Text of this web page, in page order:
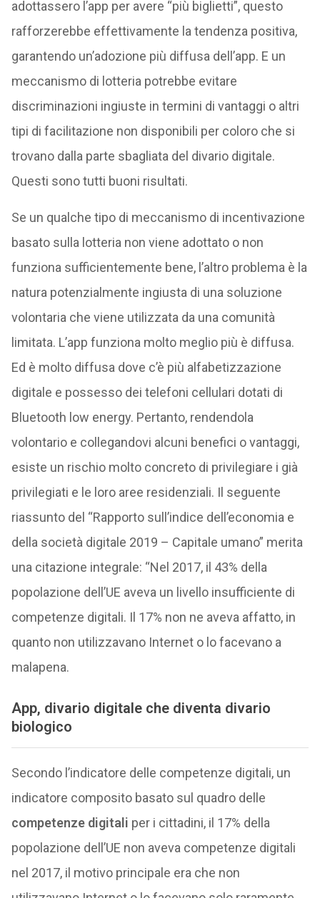
adottassero l’app per avere “più biglietti”, questo
rafforzerebbe effettivamente la tendenza positiva,
garantendo un’adozione più diffusa dell’app. E un
meccanismo di lotteria potrebbe evitare
discriminazioni ingiuste in termini di vantaggi o altri
tipi di facilitazione non disponibili per coloro che si
trovano dalla parte sbagliata del divario digitale.
Questi sono tutti buoni risultati.
Se un qualche tipo di meccanismo di incentivazione
basato sulla lotteria non viene adottato o non
funziona sufficientemente bene, l’altro problema è la
natura potenzialmente ingiusta di una soluzione
volontaria che viene utilizzata da una comunità
limitata. L’app funziona molto meglio più è diffusa.
Ed è molto diffusa dove c’è più alfabetizzazione
digitale e possesso dei telefoni cellulari dotati di
Bluetooth low energy. Pertanto, rendendola
volontario e collegandovi alcuni benefici o vantaggi,
esiste un rischio molto concreto di privilegiare i già
privilegiati e le loro aree residenziali. Il seguente
riassunto del “Rapporto sull’indice dell’economia e
della società digitale 2019 – Capitale umano” merita
una citazione integrale: “Nel 2017, il 43% della
popolazione dell’UE aveva un livello insufficiente di
competenze digitali. Il 17% non ne aveva affatto, in
quanto non utilizzavano Internet o lo facevano a
malapena.
App, divario digitale che diventa divario
biologico
Secondo l’indicatore delle competenze digitali, un
indicatore composito basato sul quadro delle
competenze digitali per i cittadini, il 17% della
popolazione dell’UE non aveva competenze digitali
nel 2017, il motivo principale era che non